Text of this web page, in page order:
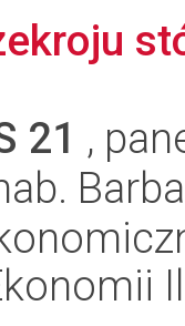
21 ,